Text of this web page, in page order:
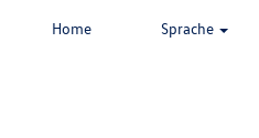
Home Sprache